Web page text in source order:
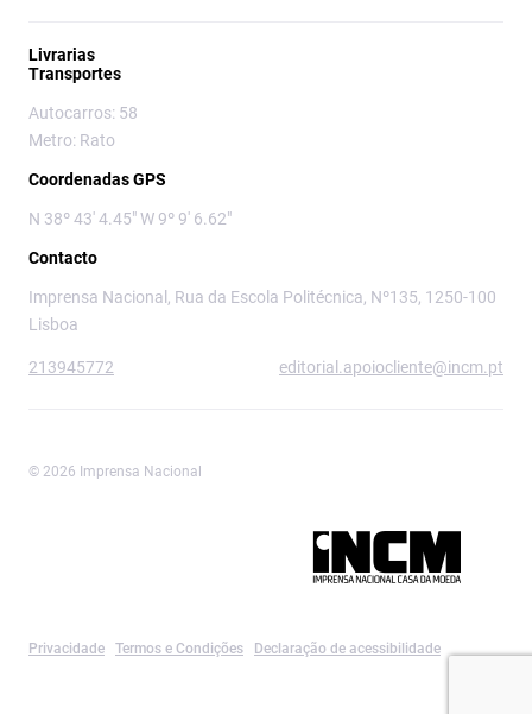
Livrarias
Transportes
Autocarros: 58
Metro: Rato
Coordenadas GPS
N 38º 43' 4.45" W 9º 9' 6.62"
Contacto
Imprensa Nacional, Rua da Escola Politécnica, Nº135, 1250-100
Lisboa
213945772 editorial.apoiocliente@incm.pt
© 2026 Imprensa Nacional
Privacidade Termos e Condições Declaração de acessibilidade